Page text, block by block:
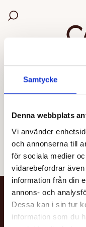
Samtycke
Denna webbplats
Vi använder
och annonserna till
för sociala medier
vidarebefordrar
information från din
annons- och
Dessa kan i sin tur
information som du
Bio
Sök bland filmer
NYHETSBREV